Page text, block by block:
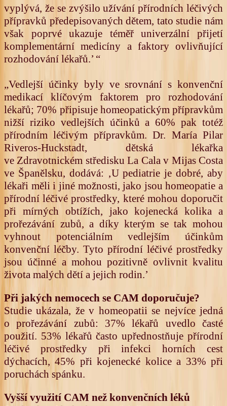
vyplývá, že se zvýšilo užívání přírodních léčivých
přípravků předepisovaných dětem, tato studie nám
však poprvé ukazuje téměř univerzální přijetí
komplementární medicíny a faktory ovlivňující
rozhodování lékařů.’ “
„Vedlejší účinky byly ve srovnání s konvenční
medikací klíčovým faktorem pro rozhodování
lékařů; 70% připisuje homeopatickým přípravkům
nižší riziko vedlejších účinků a 60% pak totéž
přírodním léčivým přípravkům. Dr. María Pilar
Riveros-Huckstadt, dětská lékařka
ve Zdravotnickém středisku La Cala v Mijas Costa
ve Španělsku, dodává: ‚U pediatrie je dobré, aby
lékaři měli i jiné možnosti, jako jsou homeopatie a
přírodní léčivé prostředky, které mohou doporučit
při mírných obtížích, jako kojenecká kolika a
prořezávání zubů, a díky kterým se tak mohou
vyhnout potenciálním vedlejším účinkům
konvenční léčby. Tyto přírodní léčivé prostředky
jsou účinné a mohou pozitivně ovlivnit kvalitu
života malých dětí a jejich rodin.’
Při jakých nemocech se CAM doporučuje?
Studie ukázala, že v homeopatii se nejvíce jedná
o prořezávání zubů: 37% lékařů uvedlo časté
použití. 53% lékařů často upřednostňuje přírodní
léčivé prostředky při infekci horních cest
dýchacích, 45% při kojenecké kolice a 33% při
poruchách spánku.
Vyšší využití CAM než konvenčních léků